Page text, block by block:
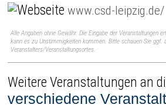
www.csd-leipzig.de/
Alle Angaben ohne Gewähr. Die Eingabe der Veranstaltungen
kann es zu Unstimmigkeiten kommen. Bitte schauen Sie ggf.
Veranstalters/Veranstaltungsortes.
Weitere Veranstaltungen an
verschiedene